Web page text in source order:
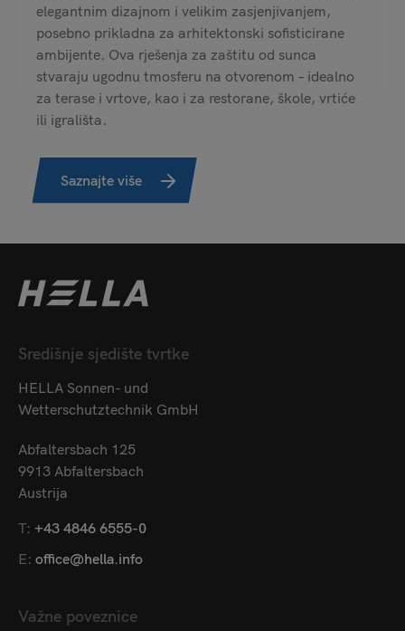
elegantnim dizajnom i velikim zasjenjivanjem,
posebno prikladna za arhitektonski sofisticirane
ambijente. Ova rješenja za zaštitu od sunca
stvaraju ugodnu tmosferu na otvorenom – idealno
za terase i vrtove, kao i za restorane, škole, vrtiće
ili igrališta.
Saznajte više
Središnje sjedište tvrtke
HELLA Sonnen- und
Wetterschutztechnik GmbH
Abfaltersbach 125
9913 Abfaltersbach
Austrija
T: +43 4846 6555-0
E: office@hella.info
Važne poveznice